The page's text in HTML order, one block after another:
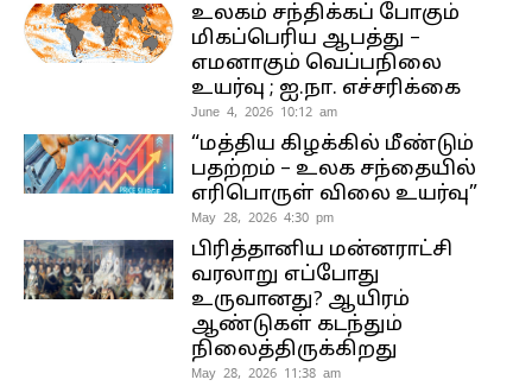
உலகம் சந்திக்கப் போகும்
மிகப்பெரிய ஆபத்து –
எமனாகும் வெப்பநிலை
உயர்வு ; ஐ.நா. எச்சரிக்கை
June 4, 2026 10:12 am
“மத்திய கிழக்கில் மீண்டும்
பதற்றம் – உலக சந்தையில்
எரிபொருள் விலை உயர்வு”
May 28, 2026 4:30 pm
பிரித்தானிய மன்னராட்சி
வரலாறு எப்போது
உருவானது? ஆயிரம்
ஆண்டுகள் கடந்தும்
நிலைத்திருக்கிறது
May 28, 2026 11:38 am